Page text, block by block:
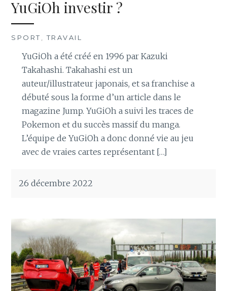
YuGiOh investir ?
SPORT ,TRAVAIL
YuGiOh a été créé en 1996 par Kazuki
Takahashi. Takahashi est un
auteur/illustrateur japonais, et sa franchise a
débuté sous la forme d’un article dans le
magazine Jump. YuGiOh a suivi les traces de
Pokemon et du succès massif du manga.
L’équipe de YuGiOh a donc donné vie au jeu
avec de vraies cartes représentant […]
26 décembre 2022